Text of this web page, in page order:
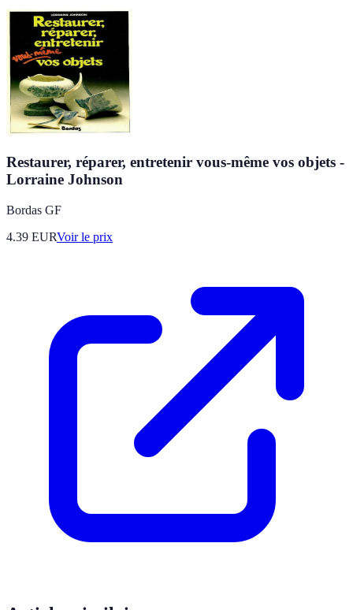
Restaurer, réparer, entretenir vous-même vos objets -
Lorraine Johnson
Bordas GF
4.39 EURVoir le prix